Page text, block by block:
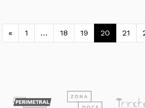
Navegación de
« 1 … 18 19 20 21